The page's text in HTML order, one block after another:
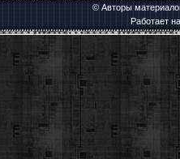
© Авторы
Работает